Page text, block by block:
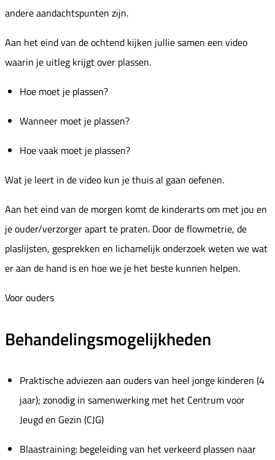
andere aandachtspunten zijn.
Aan het eind van de ochtend kijken jullie samen een video
waarin je uitleg krijgt over plassen.
Hoe moet je plassen?
Wanneer moet je plassen?
Hoe vaak moet je plassen?
Wat je leert in de video kun je thuis al gaan oefenen.
Aan het eind van de morgen komt de kinderarts om met jou en
je ouder/verzorger apart te praten. Door de flowmetrie, de
plaslijsten, gesprekken en lichamelijk onderzoek weten we wat
er aan de hand is en hoe we je het beste kunnen helpen.
Voor ouders
Behandelingsmogelijkheden
Praktische adviezen aan ouders van heel jonge kinderen (4
jaar); zonodig in samenwerking met het Centrum voor
Jeugd en Gezin (CJG)
Blaastraining: begeleiding van het verkeerd plassen naar